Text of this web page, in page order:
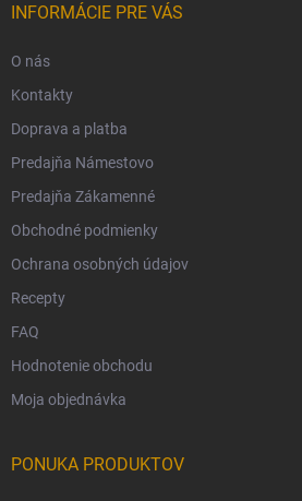
INFORMÁCIE PRE VÁS
O nás
Kontakty
Doprava a platba
Predajňa Námestovo
Predajňa Zákamenné
Obchodné podmienky
Ochrana osobných údajov
Recepty
FAQ
Hodnotenie obchodu
Moja objednávka
PONUKA PRODUKTOV